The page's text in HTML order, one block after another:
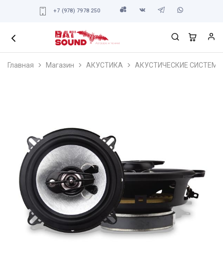
+7 (978) 7978 250
Главная Магазин АКУСТИКА АКУСТИЧЕСКИЕ СИСТЕМЫ